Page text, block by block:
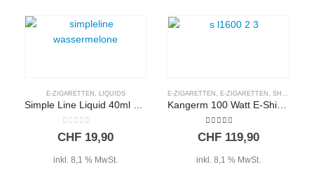
E-ZIGARETTEN LIQUIDS
0out of 5
CHF 19,90
inkl. 8,1 % MwSt.
E-ZIGARETTEN E-ZIGARETTEN SHISHA ZUBEHÖR
5.00 out of 5
CHF 119,90
inkl. 8,1 % MwSt.